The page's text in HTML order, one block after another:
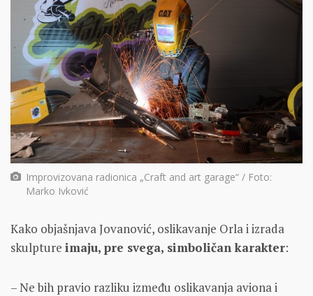
Improvizovana radionica „Craft and art garage“ / Foto:
Marko Ivković
Kako objašnjava Jovanović, oslikavanje Orla i izrada
skulpture imaju, pre svega, simboličan karakter:
– Ne bih pravio razliku između oslikavanja aviona i